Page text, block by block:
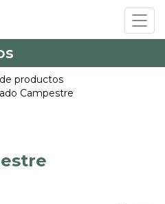
productos
Campestre